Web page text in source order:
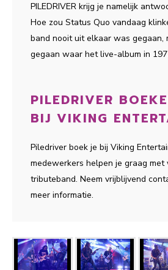
PILEDRIVER krijg je namelijk
Hoe zou Status Quo vandaag
band nooit uit elkaar was gegaan,
gegaan waar het live-album in
PILEDRIVER
BIJ VIKING
Piledriver boek je bij Viking
medewerkers helpen je graag met
tributeband. Neem vrijblijvend
meer informatie.